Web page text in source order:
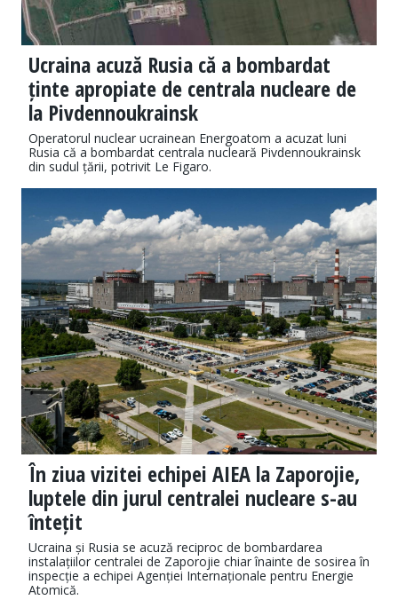
Ucraina acuză Rusia că a bombardat
ținte apropiate de centrala nucleare de
la Pivdennoukrainsk
Operatorul nuclear ucrainean Energoatom a acuzat luni
Rusia că a bombardat centrala nucleară Pivdennoukrainsk
din sudul țării, potrivit Le Figaro.
În ziua vizitei echipei AIEA la Zaporojie,
luptele din jurul centralei nucleare s-au
întețit
Ucraina și Rusia se acuză reciproc de bombardarea
instalațiilor centralei de Zaporojie chiar înainte de sosirea în
inspecție a echipei Agenției Internaționale pentru Energie
Atomică.